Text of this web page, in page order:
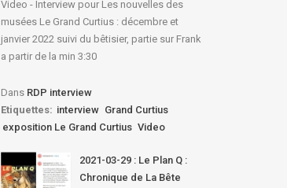
Video - Interview pour Les nouvelles des
musées Le Grand Curtius : décembre et
janvier 2022 suivi du bêtisier, partie sur Frank
a partir de la min 3:30
Dans RDP interview
Etiquettes: interview Grand Curtius
exposition Le Grand Curtius Video
2021-03-29 : Le Plan Q :
Chronique de La Bête